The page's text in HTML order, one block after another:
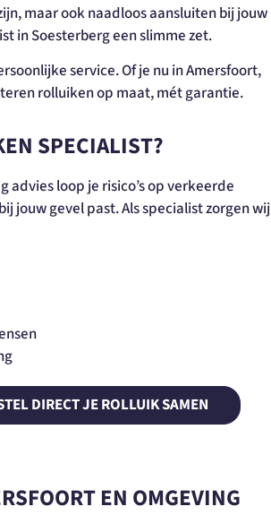
maar ook naadloos aansluiten bij jouw
in Soesterberg een slimme zet.
service. Of je nu in Amersfoort,
rolluiken op maat, mét garantie.
SPECIALIST?
loop je risico’s op verkeerde
jouw gevel past. Als specialist zorgen wij
DIRECT JE ROLLUIK SAMEN
EN OMGEVING